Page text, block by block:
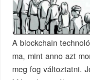
A blockchain
ma, mint anno azt
meg fog változtatni.